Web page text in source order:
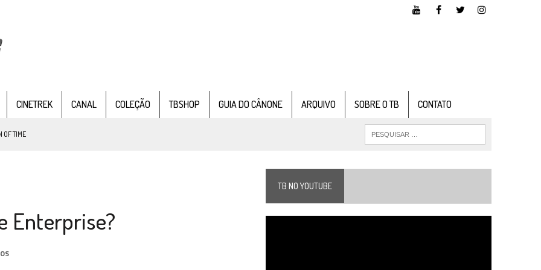
CINETREK CANAL COLEÇÃO TBSHOP GUIA DO CÂNONE ARQUIVO SOBRE O TB CONTATO
OF TIME
DE FÃS AXANAR HORAS APÓS ESTREIA
– “THE GRIFFIN INCIDENT” (4×02)
DE UMA ERA NA SDCC
TREK
Enterprise?
TB NO YOUTUBE